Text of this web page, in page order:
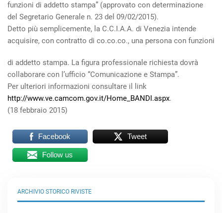
funzioni di addetto stampa” (approvato con determinazione
del Segretario Generale n. 23 del 09/02/2015).
Detto più semplicemente, la C.C.I.A.A. di Venezia intende
acquisire, con contratto di co.co.co., una persona con funzioni
di addetto stampa. La figura professionale richiesta dovrà
collaborare con l’ufficio “Comunicazione e Stampa”.
Per ulteriori informazioni consultare il link
http://www.ve.camcom.gov.it/Home_BANDI.aspx.
(18 febbraio 2015)
Facebook Tweet
Follow us
ARCHIVIO STORICO RIVISTE